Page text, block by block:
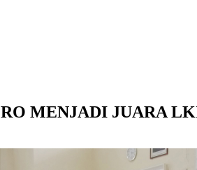
MENJADI JUARA